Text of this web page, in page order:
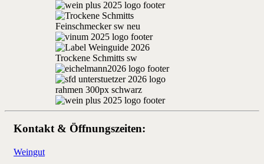
Kontakt & Öffnungszeiten:
Weingut